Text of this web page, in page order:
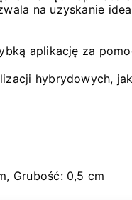
na uzyskanie
aplikację za
hybrydowych,
Grubość: 0,5 cm